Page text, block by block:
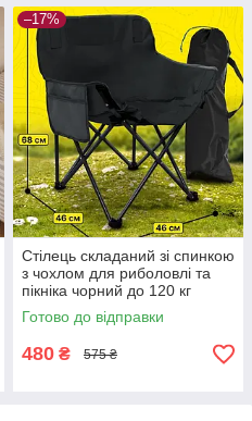
–17%
Стілець складаний зі спинкою
з чохлом для риболовлі та
пікніка чорний до 120 кг
Готово до відправки
480 ₴ 575 ₴